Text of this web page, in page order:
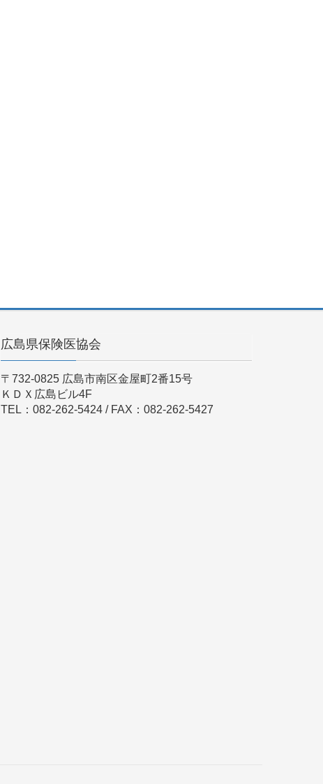
広島県保険医協会
〒732-0825 広島市南区金屋町2番15号
ＫＤＸ広島ビル4F
TEL：082-262-5424 / FAX：082-262-5427